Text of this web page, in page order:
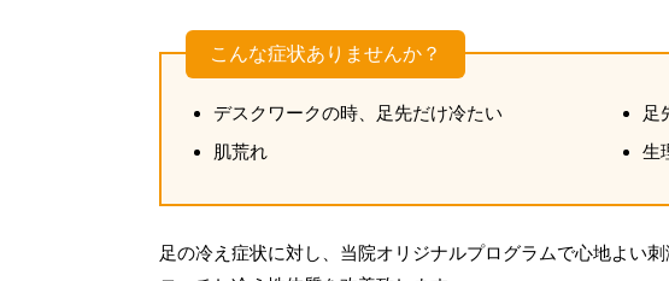
こんな症状ありませんか？
デスクワークの時、足先だけ冷たい
足
肌荒れ
生
足の冷え症状に対し、当院オリジナルプログラムで心地よい